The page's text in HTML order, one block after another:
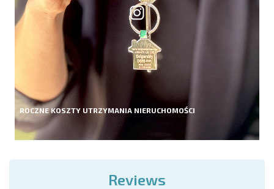
ROCZNE KOSZTY UTRZYMANIA NIERUCHOMOŚCI
Reviews